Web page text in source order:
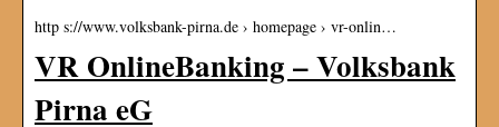
http s://www.volksbank-pirna.de › homepage › vr-onlin…
VR OnlineBanking – Volksbank
Pirna eG